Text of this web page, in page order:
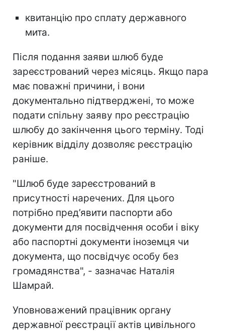
квитанцію про сплату державного
мита.
Після подання заяви шлюб буде
зареєстрований через місяць. Якщо пара
має поважні причини, і вони
документально підтверджені, то може
подати спільну заяву про реєстрацію
шлюбу до закінчення цього терміну. Тоді
керівник відділу дозволяє реєстрацію
раніше.
"Шлюб буде зареєстрований в
присутності наречених. Для цього
потрібно пред’явити паспорти або
документи для посвідчення особи і віку
або паспортні документи іноземця чи
документа, що посвідчує особу без
громадянства", - зазначає Наталія
Шамрай.
Уповноважений працівник органу
державної реєстрації актів цивільного